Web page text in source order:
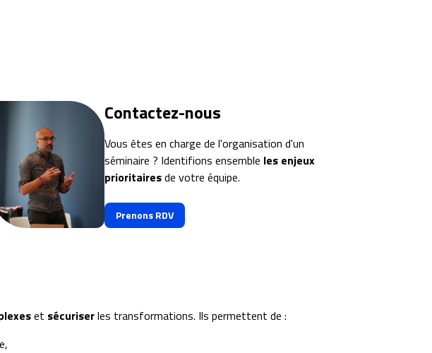
Contactez-nous
Vous êtes en charge de l'organisation d'un
séminaire ? Identifions ensemble les enjeux
prioritairesde votre équipe.
Prenons RDV
et sécuriserles transformations. Ils permettent de :